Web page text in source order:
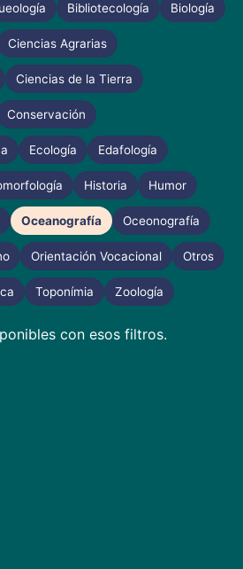
Bibliotecología Biología
Ciencias Agrarias
Ciencias de la Tierra
Conservación
Ecología Edafología
Historia Humor
Oceanografía Oceonografía
Orientación Vocacional Otros
Toponímia Zoología
con esos filtros.